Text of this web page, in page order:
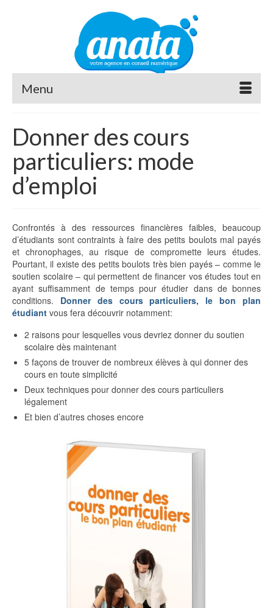
Menu
Donner des cours
particuliers: mode
d’emploi
Confrontés à des ressources financières faibles, beaucoup
d’étudiants sont contraints à faire des petits boulots mal payés
et chronophages, au risque de compromette leurs études.
Pourtant, il existe des petits boulots très bien payés – comme le
soutien scolaire – qui permettent de financer vos études tout en
ayant suffisamment de temps pour étudier dans de bonnes
conditions. Donner des cours particuliers, le bon plan
étudiant vous fera découvrir notamment:
2 raisons pour lesquelles vous devriez donner du soutien
scolaire dès maintenant
5 façons de trouver de nombreux élèves à qui donner des
cours en toute simplicité
Deux techniques pour donner des cours particuliers
légalement
Et bien d’autres choses encore